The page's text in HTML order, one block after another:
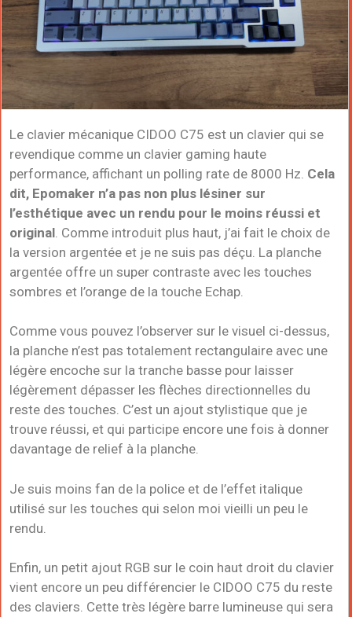
Le clavier mécanique CIDOO C75 est un clavier qui se
revendique comme un clavier gaming haute
performance, affichant un polling rate de 8000 Hz. Cela
dit, Epomaker n’a pas non plus lésiner sur
l’esthétique avec un rendu pour le moins réussi et
original . Comme introduit plus haut, j’ai fait le choix de
la version argentée et je ne suis pas déçu. La planche
argentée offre un super contraste avec les touches
sombres et l’orange de la touche Echap.
Comme vous pouvez l’observer sur le visuel ci-dessus,
la planche n’est pas totalement rectangulaire avec une
légère encoche sur la tranche basse pour laisser
légèrement dépasser les flèches directionnelles du
reste des touches. C’est un ajout stylistique que je
trouve réussi, et qui participe encore une fois à donner
davantage de relief à la planche.
Je suis moins fan de la police et de l’effet italique
utilisé sur les touches qui selon moi vieilli un peu le
rendu.
Enfin, un petit ajout RGB sur le coin haut droit du clavier
vient encore un peu différencier le CIDOO C75 du reste
des claviers. Cette très légère barre lumineuse qui sera